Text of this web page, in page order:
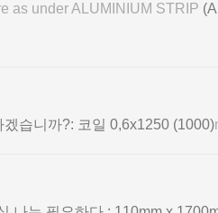
as under ALUMINIUM STRIP
습니까?: 코일 0,6х1250 (1000)